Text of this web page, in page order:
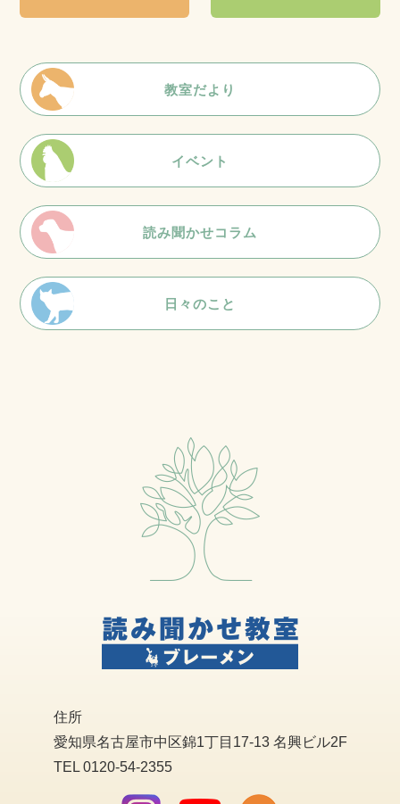
教室だより
イベント
読み聞かせコラム
日々のこと
住所
愛知県名古屋市中区錦1丁目17-13 名興ビル2F
TEL 0120-54-2355